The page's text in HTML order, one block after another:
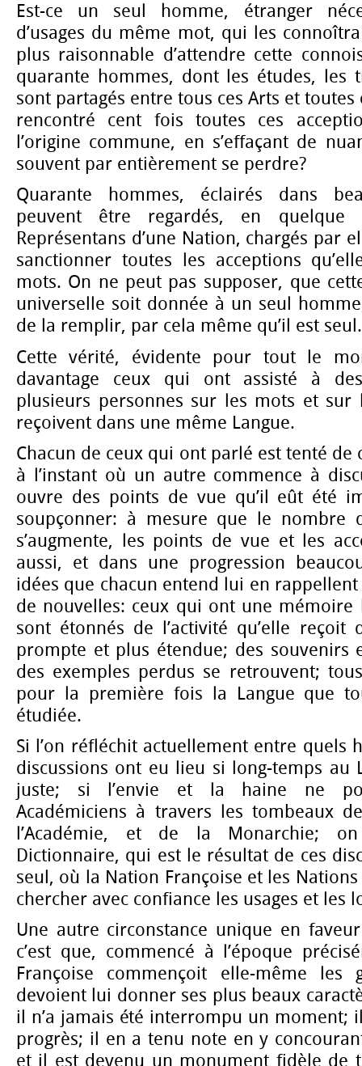
Est-ce un seul homme, étranger
d’usages du même mot, qui les
plus raisonnable d’attendre cette
quarante hommes, dont les études, les
sont partagés entre tous ces Arts et toutes
rencontré cent fois toutes ces
l’origine commune, en s’effaçant de
souvent par entièrement se perdre?
Quarante hommes, éclairés dans
peuvent être regardés, en quelque
Représentans d’une Nation, chargés par
sanctionner toutes les acceptions
mots. On ne peut pas supposer, que
universelle soit donnée à un seul
de la remplir, par cela même qu’il est seul.
Cette vérité, évidente pour tout le
davantage ceux qui ont assisté à
plusieurs personnes sur les mots et sur
reçoivent dans une même Langue.
Chacun de ceux qui ont parlé est tenté de
à l’instant où un autre commence à
ouvre des points de vue qu’il eût été
soupçonner: à mesure que le nombre
s’augmente, les points de vue et les
aussi, et dans une progression
idées que chacun entend lui en
de nouvelles: ceux qui ont une mémoire
sont étonnés de l’activité qu’elle reçoit
prompte et plus étendue; des souvenirs
des exemples perdus se retrouvent;
pour la première fois la Langue que
étudiée.
Si l’on réfléchit actuellement entre quels
discussions ont eu lieu si long-temps au
juste; si l’envie et la haine ne
Académiciens à travers les tombeaux
l’Académie, et de la Monarchie;
Dictionnaire, qui est le résultat de ces
seul, où la Nation Françoise et les Nations
chercher avec confiance les usages et les
Une autre circonstance unique en
c’est que, commencé à l’époque
Françoise commençoit elle-même les
devoient lui donner ses plus beaux
il n’a jamais été interrompu un moment;
progrès; il en a tenu note en y
et il est devenu un monument fidèle de